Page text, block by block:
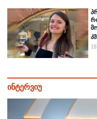
ინტერვიუ